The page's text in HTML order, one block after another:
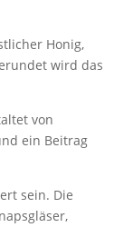
Honig,
wird das
von
ein Beitrag
sein. Die